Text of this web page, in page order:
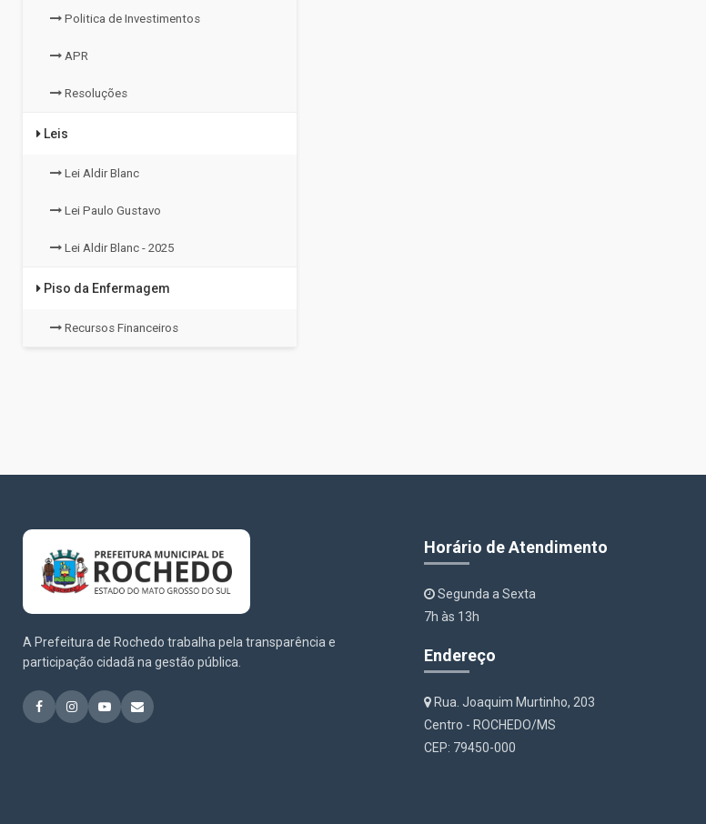
Politica de Investimentos
APR
Resoluções
Leis
Lei Aldir Blanc
Lei Paulo Gustavo
Lei Aldir Blanc - 2025
Piso da Enfermagem
Recursos Financeiros
A Prefeitura de Rochedo trabalha pela transparência e
participação cidadã na gestão pública.
Horário de Atendimento
Segunda a Sexta
7h às 13h
Endereço
Rua. Joaquim Murtinho, 203
Centro - ROCHEDO/MS
CEP: 79450-000